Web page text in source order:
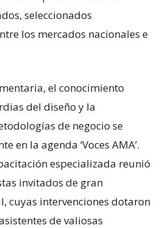
seleccionados
los mercados nacionales e
el conocimiento
del diseño y la
de negocio se
en la agenda ‘Voces AMA’.
especializada reunió
invitados de gran
cuyas intervenciones dotaron
de valiosas